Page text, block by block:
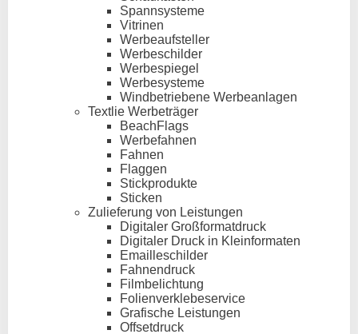
Spannsysteme
Vitrinen
Werbeaufsteller
Werbeschilder
Werbespiegel
Werbesysteme
Windbetriebene Werbeanlagen
Textlie Werbeträger
BeachFlags
Werbefahnen
Fahnen
Flaggen
Stickprodukte
Sticken
Zulieferung von Leistungen
Digitaler Großformatdruck
Digitaler Druck in Kleinformaten
Emailleschilder
Fahnendruck
Filmbelichtung
Folienverklebeservice
Grafische Leistungen
Offsetdruck